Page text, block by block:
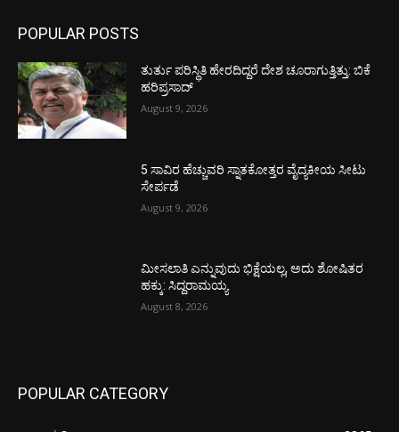
POPULAR POSTS
ತುರ್ತು ಪರಿಸ್ಥಿತಿ ಹೇರದಿದ್ದರೆ ದೇಶ ಚೂರಾಗುತ್ತಿತ್ತು: ಬಿಕೆ
ಹರಿಪ್ರಸಾದ್
August 9, 2026
5 ಸಾವಿರ ಹೆಚ್ಚುವರಿ ಸ್ನಾತಕೋತ್ತರ ವೈದ್ಯಕೀಯ ಸೀಟು
ಸೇರ್ಪಡೆ
August 9, 2026
ಮೀಸಲಾತಿ ಎನ್ನುವುದು ಭಿಕ್ಷೆಯಲ್ಲ, ಅದು ಶೋಷಿತರ
ಹಕ್ಕು: ಸಿದ್ದರಾಮಯ್ಯ
August 8, 2026
POPULAR CATEGORY